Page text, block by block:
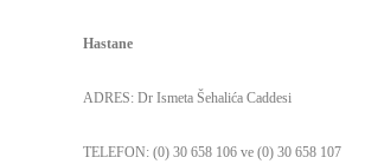
Hastane
ADRES: Dr Ismeta Šehalića Caddesi
TELEFON: (0) 30 658 106 ve (0) 30 658 107